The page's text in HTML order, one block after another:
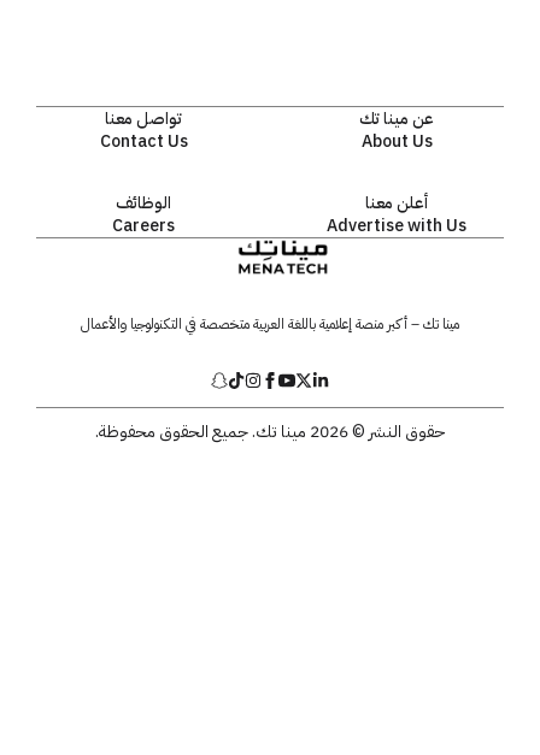
عن مينا تك
About Us
تواصل معنا
Contact Us
أعلن معنا
Advertise with Us
الوظائف
Careers
مينا تك – أكبر منصة إعلامية باللغة العربية متخصصة في التكنولوجيا والأعمال
حقوق النشر © 2026 مينا تك. جميع الحقوق محفوظة.